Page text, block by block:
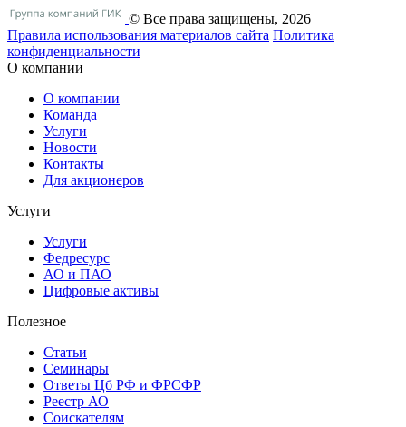
© Все права защищены, 2026
Правила использования материалов сайта Политика
конфиденциальности
О компании
О компании
Команда
Услуги
Новости
Контакты
Для акционеров
Услуги
Услуги
Федресурс
АО и ПАО
Цифровые активы
Полезное
Статьи
Cеминары
Ответы Цб РФ и ФРСФР
Реестр АО
Соискателям